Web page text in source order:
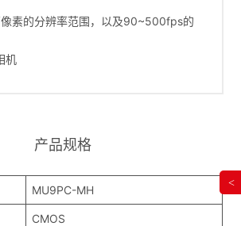
素的分辨率范围，以及90~500fps的
机
产品规格
MU9PC-MH
CMOS
<